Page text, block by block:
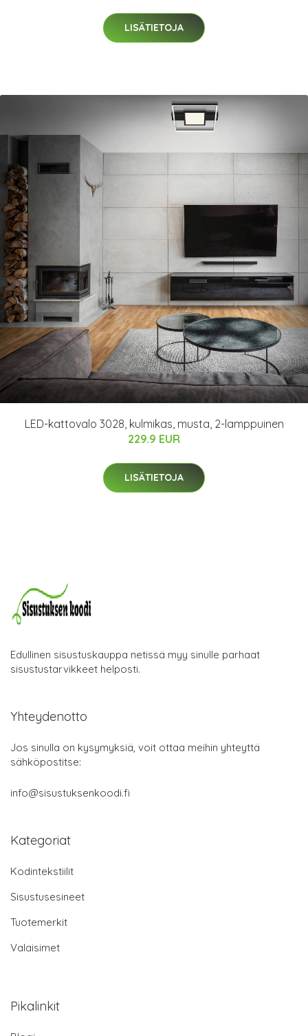
LISÄTIETOJA
LED-kattovalo 3028, kulmikas, musta, 2-lamppuinen
229.9 EUR
LISÄTIETOJA
Edullinen sisustuskauppa netissä myy sinulle parhaat
sisustustarvikkeet helposti.
Yhteydenotto
Jos sinulla on kysymyksiä, voit ottaa meihin yhteyttä
sähköpostitse:
info@sisustuksenkoodi.fi
Kategoriat
Kodintekstiilit
Sisustusesineet
Tuotemerkit
Valaisimet
Pikalinkit